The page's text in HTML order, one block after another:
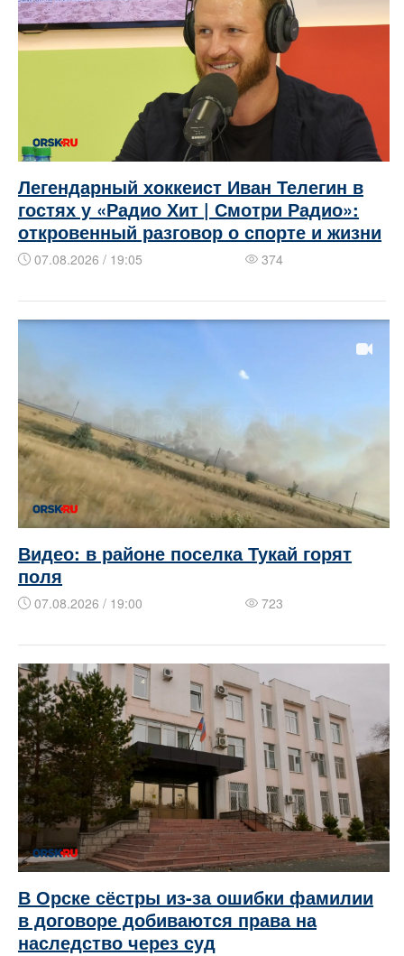
Легендарный хоккеист Иван Телегин в
гостях у «Радио Хит | Смотри Радио»:
откровенный разговор о спорте и жизни
07.08.2026 / 19:05 374
Видео: в районе поселка Тукай горят
поля
07.08.2026 / 19:00 723
В Орске сёстры из-за ошибки фамилии
в договоре добиваются права на
наследство через суд